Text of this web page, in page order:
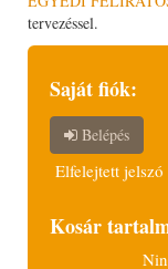
tervezéssel.
Saját fiók:
Belépés
Elfelejtett jelszó
Kosár